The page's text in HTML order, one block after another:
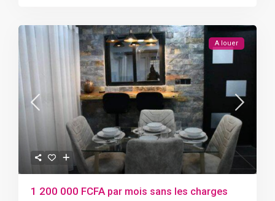
A louer
1 200 000 FCFA par mois sans les charges